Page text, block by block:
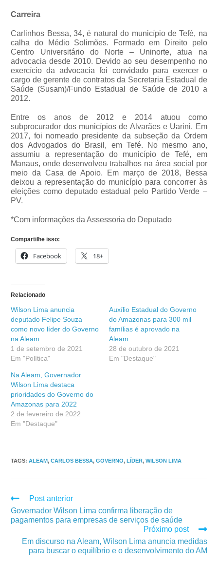
Carreira
Carlinhos Bessa, 34, é natural do município de Tefé, na
calha do Médio Solimões. Formado em Direito pelo
Centro Universitário do Norte – Uninorte, atua na
advocacia desde 2010. Devido ao seu desempenho no
exercício da advocacia foi convidado para exercer o
cargo de gerente de contratos da Secretaria Estadual de
Saúde (Susam)/Fundo Estadual de Saúde de 2010 a
2012.
Entre os anos de 2012 e 2014 atuou como
subprocurador dos municípios de Alvarães e Uarini. Em
2017, foi nomeado presidente da subseção da Ordem
dos Advogados do Brasil, em Tefé. No mesmo ano,
assumiu a representação do município de Tefé, em
Manaus, onde desenvolveu trabalhos na área social por
meio da Casa de Apoio. Em março de 2018, Bessa
deixou a representação do município para concorrer às
eleições como deputado estadual pelo Partido Verde –
PV.
*Com informações da Assessoria do Deputado
Compartilhe isso:
Facebook 18+
Relacionado
Wilson Lima anuncia
deputado Felipe Souza
como novo líder do Governo
na Aleam
1 de setembro de 2021
Em "Política"
Auxílio Estadual do Governo
do Amazonas para 300 mil
famílias é aprovado na
Aleam
28 de outubro de 2021
Em "Destaque"
Na Aleam, Governador
Wilson Lima destaca
prioridades do Governo do
Amazonas para 2022
2 de fevereiro de 2022
Em "Destaque"
TAGS:ALEAM, CARLOS BESSA, GOVERNO, LÍDER, WILSON LIMA
Post anterior
Governador Wilson Lima confirma liberação de
pagamentos para empresas de serviços de saúde
Próximo post
Em discurso na Aleam, Wilson Lima anuncia medidas
para buscar o equilíbrio e o desenvolvimento do AM